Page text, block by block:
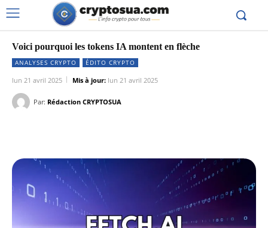
Voici pourquoi les tokens IA montent en flèche
ANALYSES CRYPTO ÉDITO CRYPTO
lun 21 avril 2025 Mis à jour: lun 21 avril 2025
Par: Rédaction CRYPTOSUA